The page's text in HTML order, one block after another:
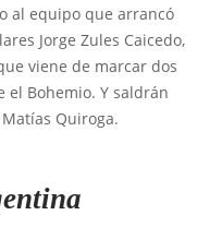
al equipo que arrancó
Jorge Zules Caicedo,
viene de marcar dos
el Bohemio. Y saldrán
Quiroga.